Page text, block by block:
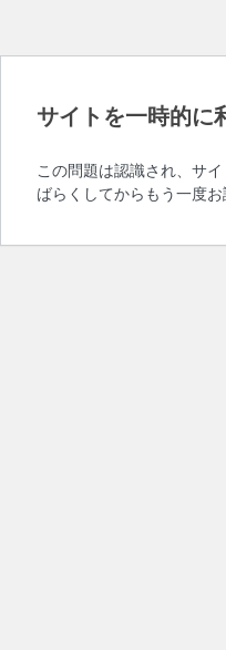
サイトを一時的に
この問題は認識され、サ
ばらくしてからもう一度お